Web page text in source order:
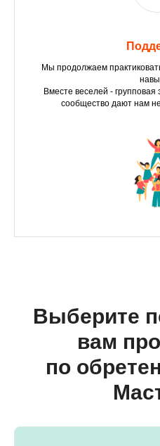
Мы продолжаем
Вместе веселей - групповая
сообщество дают нам
Выберите
вам
по